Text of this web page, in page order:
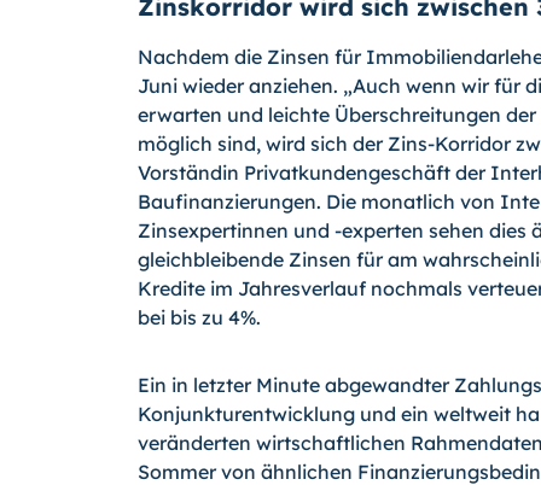
Zinskorridor wird sich zwischen
Nachdem die Zinsen für
Juni wieder anziehen. „Auch wenn wir für
erwarten und leichte Überschreitungen
möglich sind, wird sich der Zins-Korridor
Vorständin Privatkundengeschäft der
Baufinanzierungen. Die monatlich von
Zinsexpertinnen und -experten sehen
gleichbleibende Zinsen für am
Kredite im Jahresverlauf nochmals
bei bis zu 4%.
Ein in letzter Minute abgewandter
Konjunkturentwicklung und ein weltweit
veränderten wirtschaftlichen
Sommer von ähnlichen